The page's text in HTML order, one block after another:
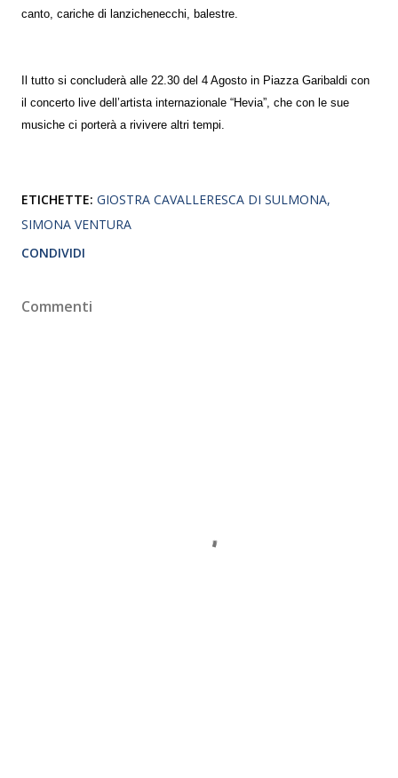
canto, cariche di lanzichenecchi, balestre.
Il tutto si concluderà alle 22.30 del 4 Agosto in Piazza Garibaldi con
il concerto live dell’artista internazionale “Hevia”, che con le sue
musiche ci porterà a rivivere altri tempi.
ETICHETTE: GIOSTRA CAVALLERESCA DI SULMONA
SIMONA VENTURA
CONDIVIDI
Commenti